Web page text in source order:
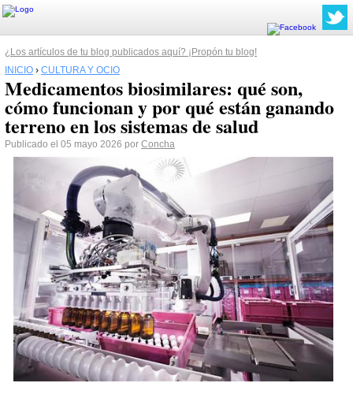
¿Los artículos de tu blog publicados aquí? ¡Propón tu blog!
INICIO › CULTURA Y OCIO
Medicamentos biosimilares: qué son,
cómo funcionan y por qué están ganando
terreno en los sistemas de salud
Publicado el 05 mayo 2026 por Concha